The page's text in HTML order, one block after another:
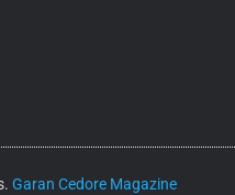
Garan Cedore Magazine